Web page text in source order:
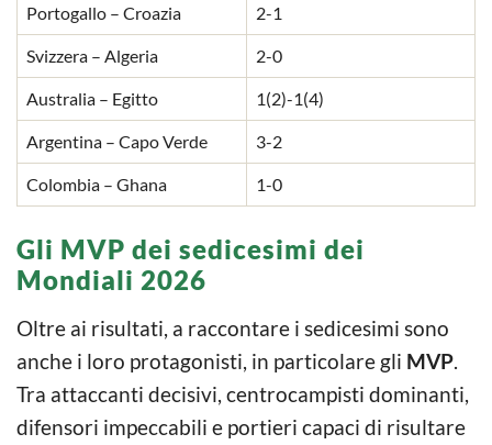
Portogallo – Croazia 2-1
Svizzera – Algeria 2-0
Australia – Egitto 1(2)-1(4)
Argentina – Capo Verde 3-2
Colombia – Ghana 1-0
Gli MVP dei sedicesimi dei
Mondiali 2026
Oltre ai risultati, a raccontare i sedicesimi sono
anche i loro protagonisti, in particolare gli MVP.
Tra attaccanti decisivi, centrocampisti dominanti,
difensori impeccabili e portieri capaci di risultare